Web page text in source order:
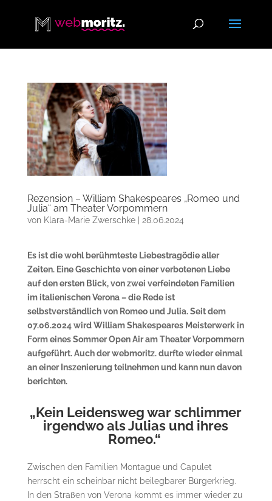
Rezension – William Shakespeares „Romeo und
Julia“ am Theater Vorpommern
von Klara-Marie Zwerschke| 28.06.2024
Es ist die wohl berühmteste Liebestragödie aller
Zeiten. Eine Geschichte von einer verbotenen Liebe
auf den ersten Blick, von zwei verfeindeten Familien
im italienischen Verona – die Rede ist
selbstverständlich von Romeo und Julia. Seit dem
07.06.2024 wird William Shakespeares Meisterwerk in
Form eines Sommer Open Air am Theater Vorpommern
aufgeführt. Auch der webmoritz. durfte wieder einmal
an einer Inszenierung teilnehmen und kann nun davon
berichten.
„Kein Leidensweg war schlimmer
irgendwo als Julias und ihres
Romeo.“
Zwischen den Familien Montague und Capulet
herrscht ein scheinbar nicht beilegbarer Bürgerkrieg.
In den Straßen von Verona kommt es immer wieder zu